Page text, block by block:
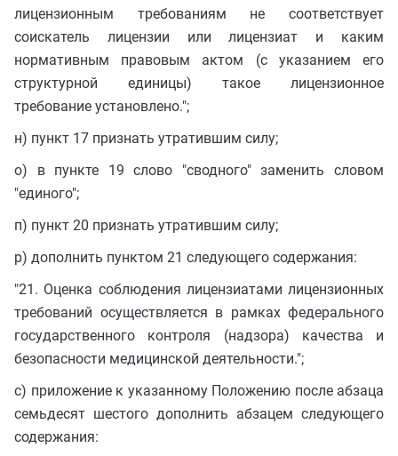
лицензионным требованиям не соответствует
соискатель лицензии или лицензиат и каким
нормативным правовым актом (с указанием его
структурной единицы) такое лицензионное
требование установлено.";
н) пункт 17 признать утратившим силу;
о) в пункте 19 слово "сводного" заменить словом
"единого";
п) пункт 20 признать утратившим силу;
р) дополнить пунктом 21 следующего содержания:
"21. Оценка соблюдения лицензиатами лицензионных
требований осуществляется в рамках федерального
государственного контроля (надзора) качества и
безопасности медицинской деятельности.";
с) приложение к указанному Положению после абзаца
семьдесят шестого дополнить абзацем следующего
содержания: